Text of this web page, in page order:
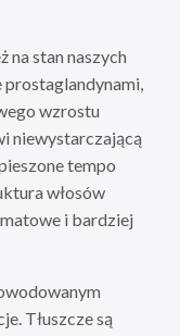
na stan naszych
prostaglandynami,
wzrostu
niewystarczającą
tempo
włosów
matowe i bardziej
Tłuszcze są